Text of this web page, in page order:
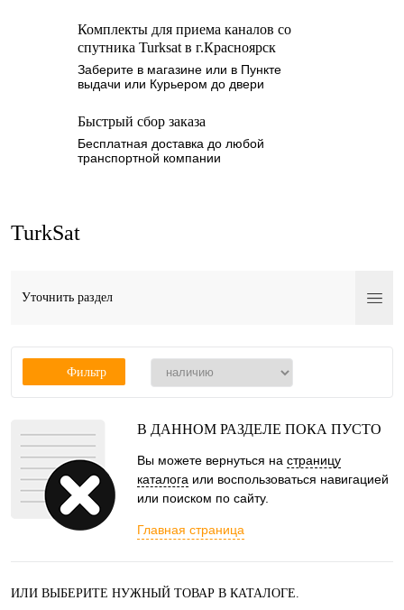
Комплекты для приема каналов со
спутника Turksat в г.Красноярск
Заберите в магазине или в Пункте
выдачи или Курьером до двери
Быстрый сбор заказа
Бесплатная доставка до любой
транспортной компании
TurkSat
Уточнить раздел
Фильтр
В ДАННОМ РАЗДЕЛЕ ПОКА ПУСТО
Вы можете вернуться на страницу
каталога или воспользоваться навигацией
или поиском по сайту.
Главная страница
ИЛИ ВЫБЕРИТЕ НУЖНЫЙ ТОВАР В КАТАЛОГЕ.